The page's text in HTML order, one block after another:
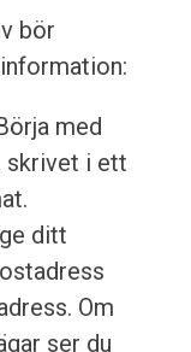
bör
med
skrivet i ett
ditt
Om
ser du